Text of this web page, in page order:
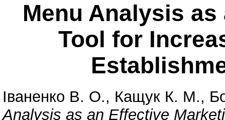
Menu Analysis
Tool for
Іваненко В. О., Кащук К. М.,
Analysis as an Effective